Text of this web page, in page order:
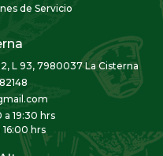
de Servicio
L 93, 7980037 La Cisterna
a 19:30 hrs
16:00 hrs